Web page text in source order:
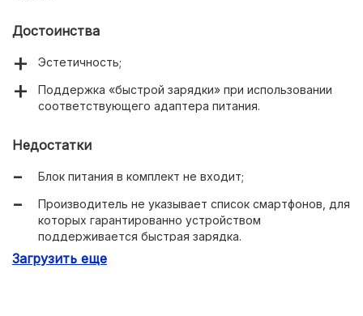
Достоинства
Эстетичность;
Поддержка «быстрой зарядки» при использовании
соответствующего адаптера питания.
Недостатки
Блок питания в комплект не входит;
Производитель не указывает список смартфонов, для
которых гарантированно устройством
поддерживается быстрая зарядка.
Загрузить еще